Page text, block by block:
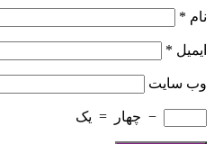
نام *
ایمیل *
وب‌ سایت
− چهار = یک